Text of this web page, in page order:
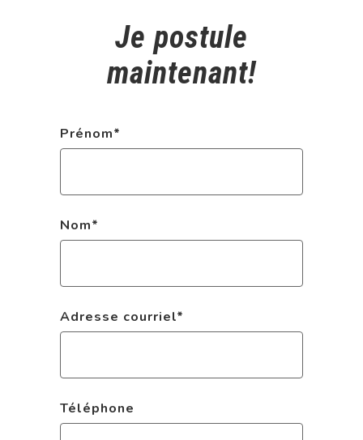
Je postule
maintenant!
Prénom*
Nom*
Adresse courriel*
Téléphone